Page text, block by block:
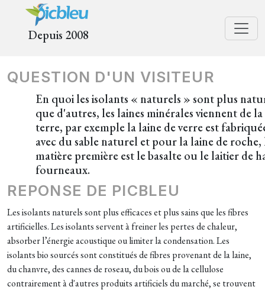
Depuis 2008
QUESTION D'UN VISITEUR
En quoi les isolants « naturels » sont plus
que d'autres, les laines minérales viennent de la
terre, par exemple la laine de verre est
avec du sable naturel et pour la laine de roche,
matière première est le basalte ou le laitier de
fourneaux.
REPONSE DE PICBLEU
Les isolants naturels sont plus efficaces et plus sains que les fibres
artificielles. Les isolants servent à freiner les pertes de chaleur,
absorber l’énergie acoustique ou limiter la condensation. Les
isolants bio sourcés sont constitués de fibres provenant de la laine,
du chanvre, des cannes de roseau, du bois ou de la cellulose
contrairement à d'autres produits artificiels du marché, se trouvent